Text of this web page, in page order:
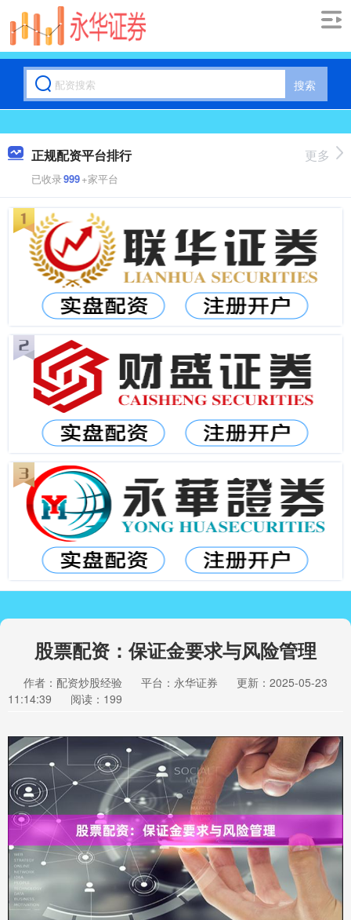
搜索
正规配资平台排行
已收录999+家平台
更多
股票配资：保证金要求与风险管理
作者：配资炒股经验 平台：永华证券
更新：2025-05-23
11:14:39
阅读：199